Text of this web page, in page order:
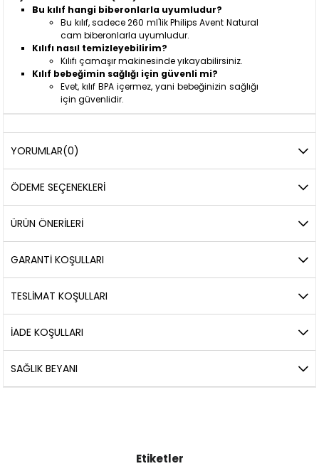
Bu kılıf hangi biberonlarla uyumludur?
Bu kılıf, sadece 260 ml'lik Philips Avent Natural
cam biberonlarla uyumludur.
Kılıfı nasıl temizleyebilirim?
Kılıfı çamaşır makinesinde yıkayabilirsiniz.
Kılıf bebeğimin sağlığı için güvenli mi?
Evet, kılıf BPA içermez, yani bebeğinizin sağlığı
için güvenlidir.
YORUMLAR(0)
ÖDEME SEÇENEKLERI
ÜRÜN ÖNERILERI
GARANTİ KOŞULLARI
TESLİMAT KOŞULLARI
İADE KOŞULLARI
SAĞLIK BEYANI
Etiketler